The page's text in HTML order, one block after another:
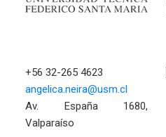
+56 32-265 4623
angelica.neira@usm.cl
Av. España 1680,
Valparaíso